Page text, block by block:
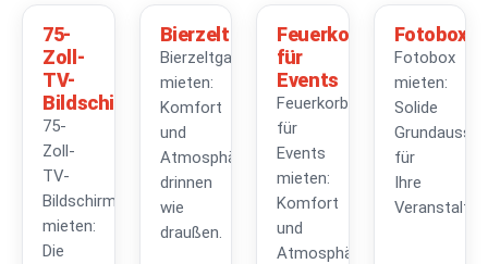
75-
Zoll-
TV-
Bildschirm
75-
Zoll-
TV-
Bildschirm
mieten:
Die
Bierzeltgarnituren
Bierzeltgarnituren
mieten:
Komfort
und
Atmosphäre,
drinnen
wie
draußen.
Feuerkorb
für
Events
Feuerkorb
für
Events
mieten:
Komfort
und
Atmosphäre,
Fotobox
Fotobox
mieten:
Solide
für
Ihre